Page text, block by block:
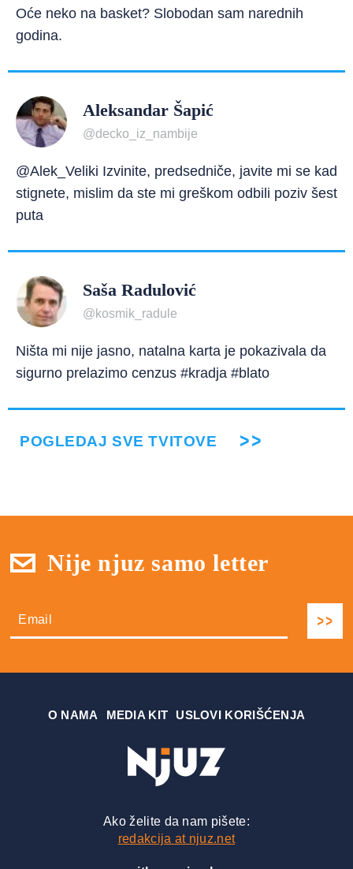
Oće neko na basket? Slobodan sam narednih
godina.
Aleksandar Šapić
@decko_iz_nambije
@Alek_Veliki Izvinite, predsedniče, javite mi se kad
stignete, mislim da ste mi greškom odbili poziv šest
puta
Saša Radulović
@kosmik_radule
Ništa mi nije jasno, natalna karta je pokazivala da
sigurno prelazimo cenzus #kradja #blato
POGLEDAJ SVE TVITOVE
Nije njuz samo letter
О NAMA MEDIA KIT USLOVI KORIŠĆENJA
Ako želite da nam pišete:
redakcija at njuz.net